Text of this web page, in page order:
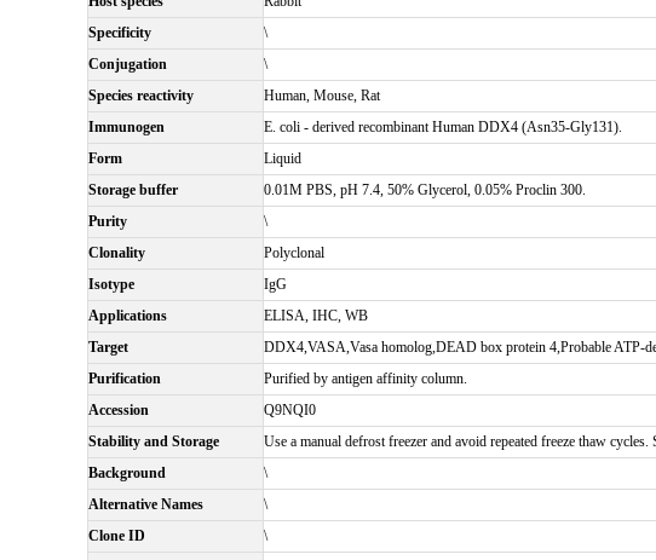
Specificity
\
Conjugation
\
Species reactivity
Human, Mouse, Rat
Immunogen
E. coli - derived recombinant Human DDX4 (Asn35-Gly131).
Form
Liquid
Storage buffer
0.01M PBS, pH 7.4, 50% Glycerol, 0.05% Proclin 300.
Purity
\
Clonality
Polyclonal
Isotype
IgG
Applications
ELISA, IHC, WB
Target
DDX4,VASA,Vasa homolog,DEAD box protein 4,Probable ATP-
Purification
Purified by antigen affinity column.
Accession
Q9NQI0
Stability and Storage
Use a manual defrost freezer and avoid repeated freeze thaw
Background
\
Alternative Names
\
Clone ID
\